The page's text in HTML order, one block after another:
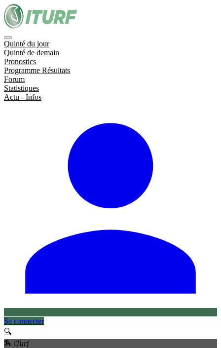
Quinté du jour
Quinté de demain
Pronostics
Programme Résultats
Forum
Statistiques
Actu - Infos
Se connecter
🔍
🏇 iTurf